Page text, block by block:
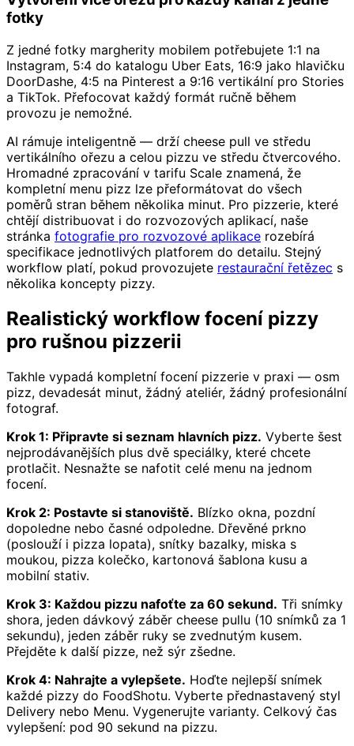
fotky
Z jedné fotky margherity mobilem potřebujete 1:1 na
Instagram, 5:4 do katalogu Uber Eats, 16:9 jako hlavičku
DoorDashe, 4:5 na Pinterest a 9:16 vertikální pro Stories
a TikTok. Přefocovat každý formát ručně během
provozu je nemožné.
AI rámuje inteligentně — drží cheese pull ve středu
vertikálního ořezu a celou pizzu ve středu čtvercového.
Hromadné zpracování v tarifu Scale znamená, že
kompletní menu pizz lze přeformátovat do všech
poměrů stran během několika minut. Pro pizzerie, které
chtějí distribuovat i do rozvozových aplikací, naše
stránka fotografie pro rozvozové aplikace rozebírá
specifikace jednotlivých platforem do detailu. Stejný
workflow platí, pokud provozujete restaurační řetězec s
několika koncepty pizzy.
Realistický workflow focení pizzy
pro rušnou pizzerii
Takhle vypadá kompletní focení pizzerie v praxi — osm
pizz, devadesát minut, žádný ateliér, žádný profesionální
fotograf.
Krok 1: Připravte si seznam hlavních pizz. Vyberte šest
nejprodávanějších plus dvě speciálky, které chcete
protlačit. Nesnažte se nafotit celé menu na jednom
focení.
Krok 2: Postavte si stanoviště. Blízko okna, pozdní
dopoledne nebo časné odpoledne. Dřevěné prkno
(poslouží i pizza lopata), snítky bazalky, miska s
moukou, pizza kolečko, kartonová šablona kusu a
mobilní stativ.
Krok 3: Každou pizzu nafoťte za 60 sekund. Tři snímky
shora, jeden dávkový záběr cheese pullu (10 snímků za 1
sekundu), jeden záběr ruky se zvednutým kusem.
Přejděte k další pizze, než sýr zšedne.
Krok 4: Nahrajte a vylepšete. Hoďte nejlepší snímek
každé pizzy do FoodShotu. Vyberte přednastavený styl
Delivery nebo Menu. Vygenerujte varianty. Celkový čas
vylepšení: pod 90 sekund na pizzu.